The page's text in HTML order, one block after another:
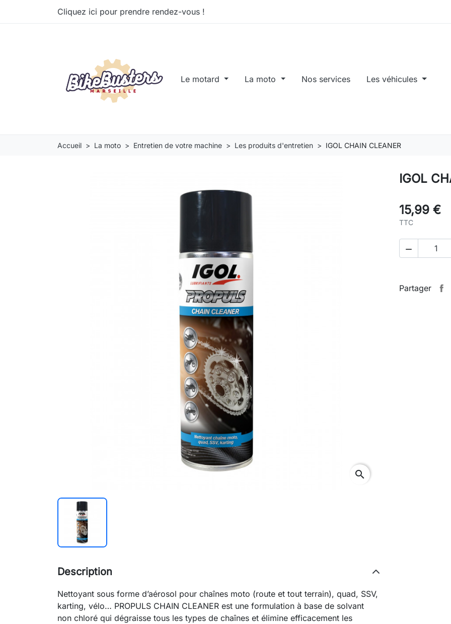
Cliquez ici pour prendre rendez-vous !
Le motard La moto Nos services Les véhicules
Accueil La moto Entretien de votre machine Les produits d'entretien IGOL CHAIN CLEANER
search
IGOL
15,99 €
TTC

Partager
Description
Nettoyant sous forme d’aérosol pour chaînes moto (route et tout terrain), quad, SSV,
karting, vélo… PROPULS CHAIN CLEANER est une formulation à base de solvant
non chloré qui dégraisse tous les types de chaînes et élimine efficacement les